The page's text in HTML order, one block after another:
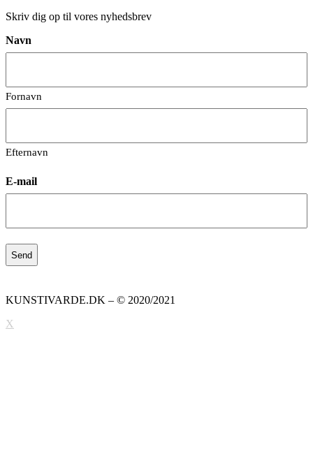
Skriv dig op til vores nyhedsbrev
Navn
Fornavn
Efternavn
E-mail
KUNSTIVARDE.DK – © 2020/2021
X